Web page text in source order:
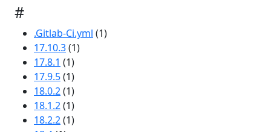
#
.Gitlab-Ci.yml (1)
17.10.3(1)
17.8.1 (1)
17.9.5(1)
18.0.2(1)
18.1.2(1)
18.2.2(1)